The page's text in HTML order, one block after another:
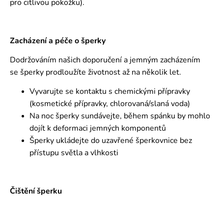
pro citlivou pokožku).
Zacházení a péče o šperky
Dodržováním našich doporučení a jemným zacházením
se šperky prodloužíte životnost až na několik let.
Vyvarujte se kontaktu s chemickými přípravky
(kosmetické přípravky, chlorovaná/slaná voda)
Na noc šperky sundávejte, během spánku by mohlo
dojít k deformaci jemných komponentů
Šperky ukládejte do uzavřené šperkovnice bez
přístupu světla a vlhkosti
Čištění šperku